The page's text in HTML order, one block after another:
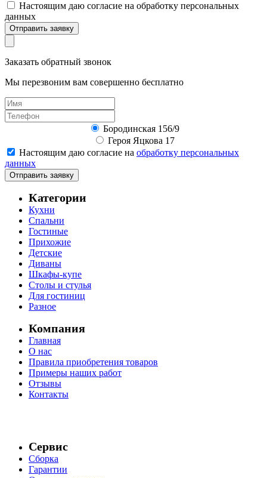
Настоящим даю согласие на обработку персональных
данных
Отправить заявку
Заказать обратный звонок
Мы перезвоним вам совершенно бесплатно
Бородинская 156/9
Героя Яцкова 17
Настоящим даю согласие на обработку персональных
данных
Отправить заявку
Категории
Кухни
Спальни
Гостиные
Прихожие
Детские
Диваны
Шкафы-купе
Столы и стулья
Для гостиниц
Разное
Компания
Главная
О нас
Правила приобретения товаров
Примеры наших работ
Отзывы
Контакты
Сервис
Сборка
Гарантии